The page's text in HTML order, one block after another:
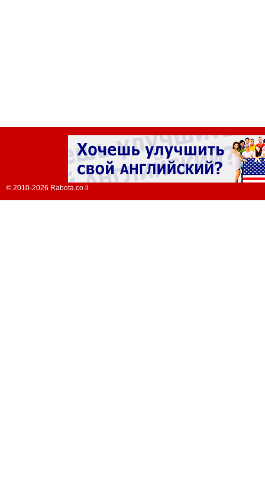
© 2010-2026 Rabota.co.il